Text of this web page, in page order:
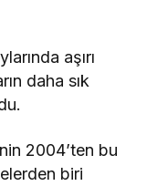
aşırı
daha sık
2004’ten bu
biri